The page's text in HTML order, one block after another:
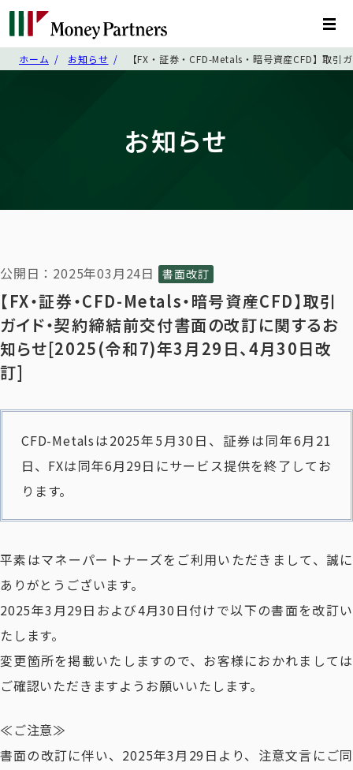
ホーム お知らせ 【FX・証券・CFD-Metals・暗号資産CFD】取
お知らせ
公開日：2025年03月24日 書面改訂
【FX・証券・CFD-Metals・暗号資産CFD】取引
ガイド・契約締結前交付書面の改訂に関するお
知らせ[2025(令和7)年3月29日、4月30日改
訂]
CFD-Metalsは2025年5月30日、証券は同年6月21
日、FXは同年6月29日にサービス提供を終了してお
ります。
平素はマネーパートナーズをご利用いただきまして、誠に
ありがとうございます。
2025年3月29日および4月30日付けで以下の書面を改訂い
たします。
変更箇所を掲載いたしますので、お客様におかれましては
ご確認いただきますようお願いいたします。
≪ご注意≫
書面の改訂に伴い、2025年3月29日より、注意文言にご同